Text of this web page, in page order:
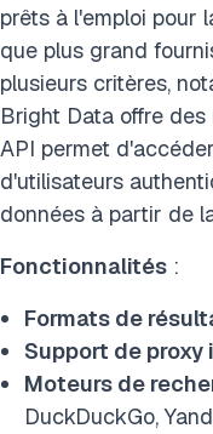
prêts à l'emploi pour
que plus grand
plusieurs critères,
Bright Data offre des
API permet
d'utilisateurs
données à partir de
Fonctionnalités :
Formats de
Support de proxy
Moteurs de
DuckDuckGo,